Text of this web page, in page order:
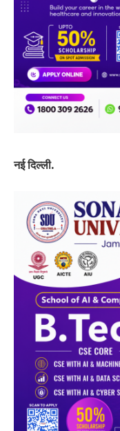
नई दिल्ली.